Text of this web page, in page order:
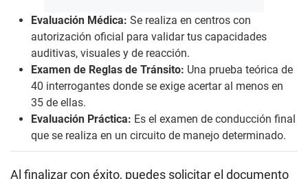
Evaluación Médica: Se realiza en centros con
autorización oficial para validar tus capacidades
auditivas, visuales y de reacción.
Examen de Reglas de Tránsito: Una prueba teórica de
40 interrogantes donde se exige acertar al menos en
35 de ellas.
Evaluación Práctica: Es el examen de conducción final
que se realiza en un circuito de manejo determinado.
Al finalizar con éxito, puedes solicitar el documento